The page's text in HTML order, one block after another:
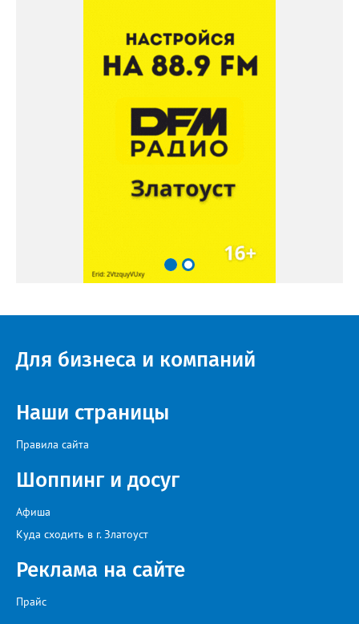
Для бизнеса и компаний
Наши страницы
Правила сайта
Шоппинг и досуг
Афиша
Куда сходить в г. Златоуст
Реклама на сайте
Прайс